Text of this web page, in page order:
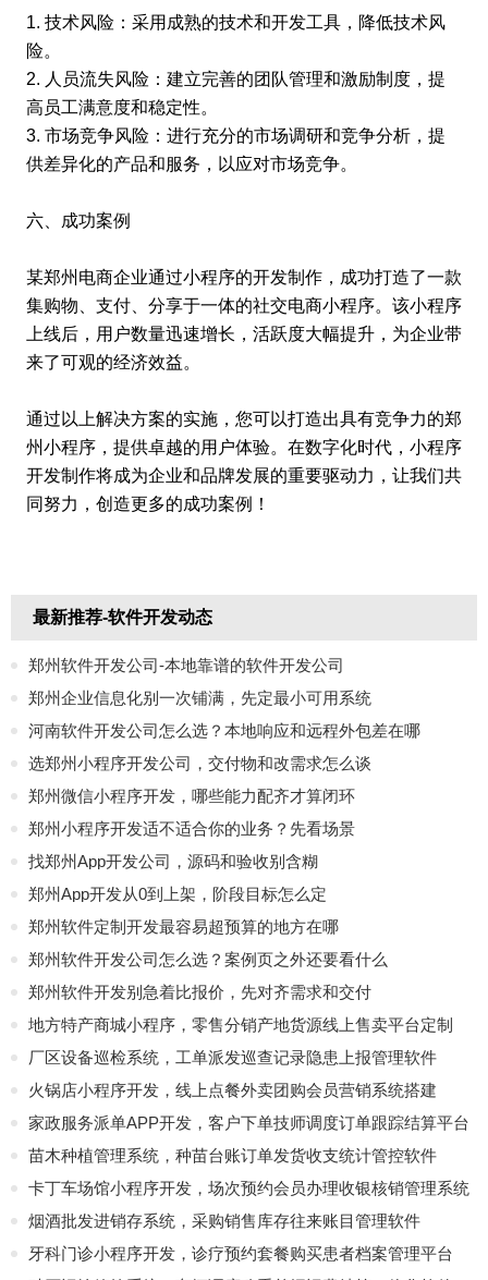
1. 技术风险：采用成熟的技术和开发工具，降低技术风
险。
2. 人员流失风险：建立完善的团队管理和激励制度，提
高员工满意度和稳定性。
3. 市场竞争风险：进行充分的市场调研和竞争分析，提
供差异化的产品和服务，以应对市场竞争。
六、成功案例
某郑州电商企业通过小程序的开发制作，成功打造了一款
集购物、支付、分享于一体的社交电商小程序。该小程序
上线后，用户数量迅速增长，活跃度大幅提升，为企业带
来了可观的经济效益。
通过以上解决方案的实施，您可以打造出具有竞争力的郑
州小程序，提供卓越的用户体验。在数字化时代，小程序
开发制作将成为企业和品牌发展的重要驱动力，让我们共
同努力，创造更多的成功案例！
最新推荐-软件开发动态
郑州软件开发公司-本地靠谱的软件开发公司
郑州企业信息化别一次铺满，先定最小可用系统
河南软件开发公司怎么选？本地响应和远程外包差在哪
选郑州小程序开发公司，交付物和改需求怎么谈
郑州微信小程序开发，哪些能力配齐才算闭环
郑州小程序开发适不适合你的业务？先看场景
找郑州App开发公司，源码和验收别含糊
郑州App开发从0到上架，阶段目标怎么定
郑州软件定制开发最容易超预算的地方在哪
郑州软件开发公司怎么选？案例页之外还要看什么
郑州软件开发别急着比报价，先对齐需求和交付
地方特产商城小程序，零售分销产地货源线上售卖平台定制
厂区设备巡检系统，工单派发巡查记录隐患上报管理软件
火锅店小程序开发，线上点餐外卖团购会员营销系统搭建
家政服务派单APP开发，客户下单技师调度订单跟踪结算平台
苗木种植管理系统，种苗台账订单发货收支统计管控软件
卡丁车场馆小程序开发，场次预约会员办理收银核销管理系统
烟酒批发进销存系统，采购销售库存往来账目管理软件
牙科门诊小程序开发，诊疗预约套餐购买患者档案管理平台